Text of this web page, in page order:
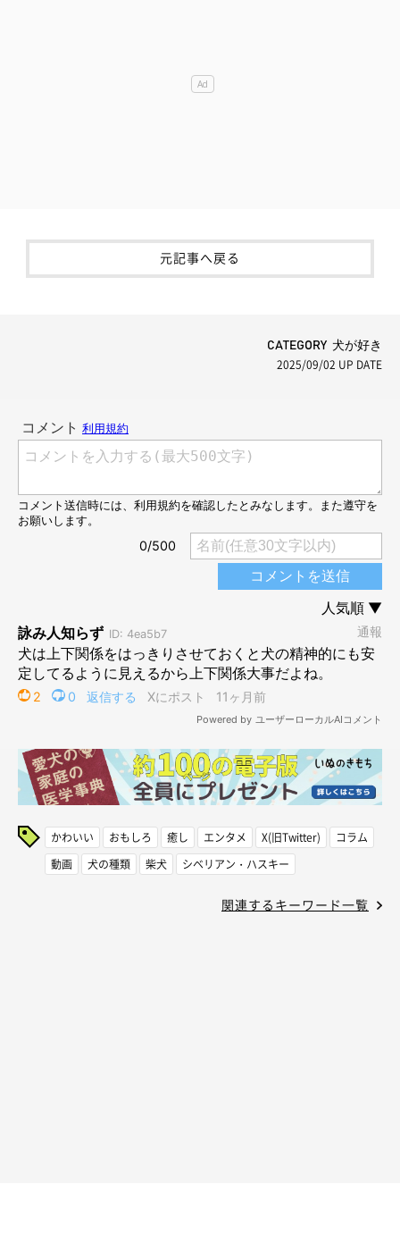
元記事へ戻る
CATEGORY 犬が好き
2025/09/02 UP DATE
かわいい おもしろ 癒し エンタメ X(旧Twitter)
コラム
動画
犬の種類 柴犬 シベリアン・ハスキー
関連するキーワード一覧